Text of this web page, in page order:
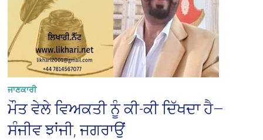
ਜਾਣਕਾਰੀ
ਮੌਤ ਵੇਲੇ ਵਿਅਕਤੀ ਨੂੰ ਕੀ-ਕੀ ਦਿੱਖਦਾ ਹੈ—
ਸੰਜੀਵ ਝਾਂਜੀ, ਜਗਰਾਉਂ